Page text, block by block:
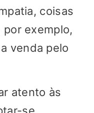
coisas
exemplo,
venda pelo
atento às